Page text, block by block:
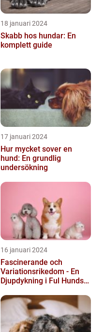
18 januari 2024
Skabb hos hundar: En
komplett guide
17 januari 2024
Hur mycket sover en
hund: En grundlig
undersökning
16 januari 2024
Fascinerande och
Variationsrikedom - En
Djupdykning i Ful Hunds